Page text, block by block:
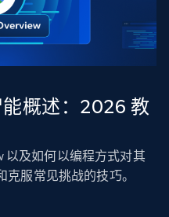
概述：2026 教
以及如何以编程方式对其
服常见挑战的技巧。